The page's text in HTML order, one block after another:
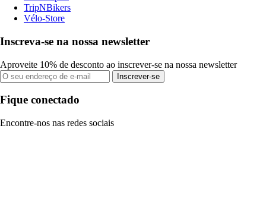
TripNBikers
Vélo-Store
Inscreva-se na nossa newsletter
Aproveite 10% de desconto ao inscrever-se na nossa newsletter
Inscrever-se
Fique conectado
Encontre-nos nas redes sociais